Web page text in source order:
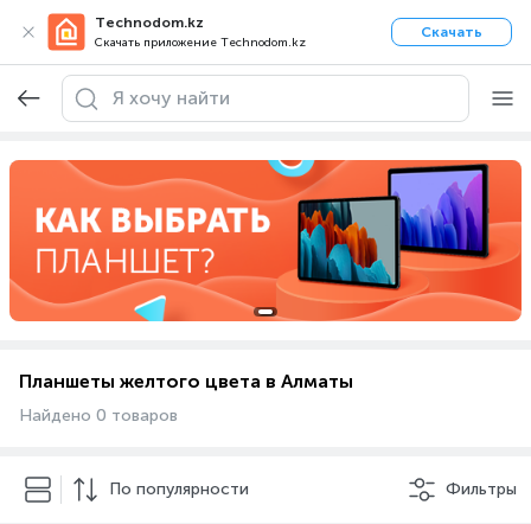
Technodom.kz
Скачать приложение Technodom.kz
Скачать
Планшеты желтого цвета в Алматы
Найдено 0 товаров
По популярности Фильтры